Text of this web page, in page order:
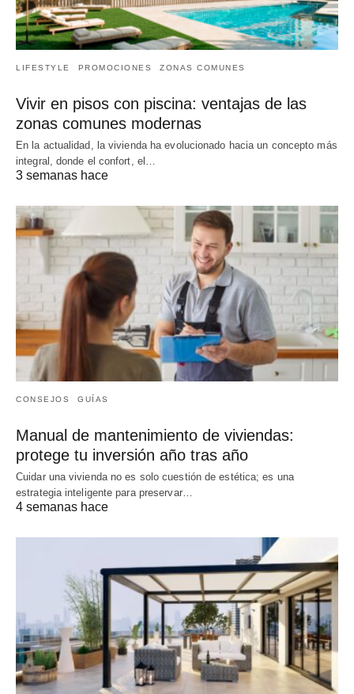
LIFESTYLE PROMOCIONES ZONAS COMUNES
Vivir en pisos con piscina: ventajas de las
zonas comunes modernas
En la actualidad, la vivienda ha evolucionado hacia un concepto más
integral, donde el confort, el…
3 semanas hace
CONSEJOS GUÍAS
Manual de mantenimiento de viviendas:
protege tu inversión año tras año
Cuidar una vivienda no es solo cuestión de estética; es una
estrategia inteligente para preservar…
4 semanas hace